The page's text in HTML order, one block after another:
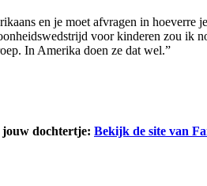
en je moet afvragen in hoeverre
voor kinderen zou ik
In Amerika doen ze dat wel.”
jouw dochtertje: Bekijk de site van